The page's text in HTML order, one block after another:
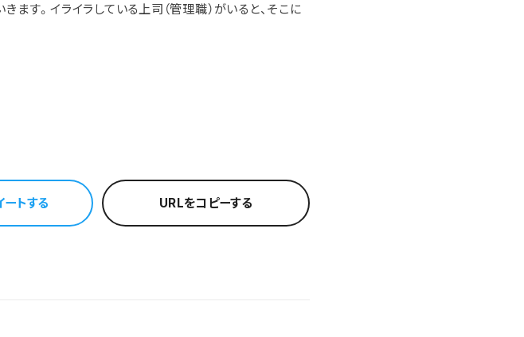
す。イライラしている上司（管理職）がいると、そこに
トする URLをコピーする